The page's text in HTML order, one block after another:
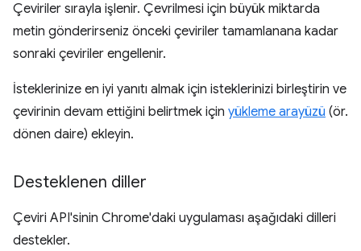
Çeviriler sırayla işlenir. Çevrilmesi için büyük miktarda
metin gönderirseniz önceki çeviriler tamamlanana kadar
sonraki çeviriler engellenir.
İsteklerinize en iyi yanıtı almak için isteklerinizi birleştirin ve
çevirinin devam ettiğini belirtmek için yükleme arayüzü (ör.
dönen daire) ekleyin.
Desteklenen diller
Çeviri API'sinin Chrome'daki uygulaması aşağıdaki dilleri
destekler.